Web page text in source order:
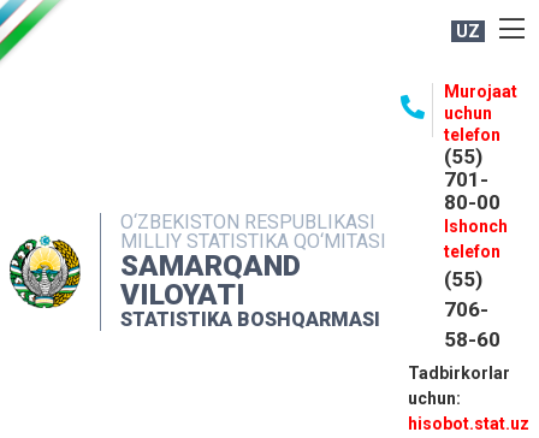
UZ
O‘ZBEKISTON RESPUBLIKASI
MILLIY STATISTIKA QO‘MITASI
SAMARQAND
VILOYATI
STATISTIKA BOSHQARMASI
Murojaat
uchun
telefon
(55)
701-
80-00
Ishonch
telefon
(55)
706-
58-60
Tadbirkorlar
uchun:
hisobot.stat.uz
MATBUOT XIZMATI
MUROJAATLAR
KONTAKTLAR